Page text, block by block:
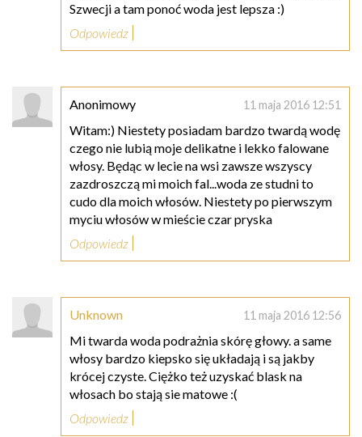
Szwecji a tam ponoć woda jest lepsza :)
Odpowiedz
Anonimowy 11 maja 2016 12:51
Witam:) Niestety posiadam bardzo twardą wodę
czego nie lubią moje delikatne i lekko falowane
włosy. Będąc w lecie na wsi zawsze wszyscy
zazdroszczą mi moich fal...woda ze studni to
cudo dla moich włosów. Niestety po pierwszym
myciu włosów w mieście czar pryska
Odpowiedz
Unknown 11 maja 2016 12:56
Mi twarda woda podrażnia skórę głowy. a same
włosy bardzo kiepsko się układają i są jakby
krócej czyste. Ciężko też uzyskać blask na
włosach bo stają sie matowe :(
Odpowiedz